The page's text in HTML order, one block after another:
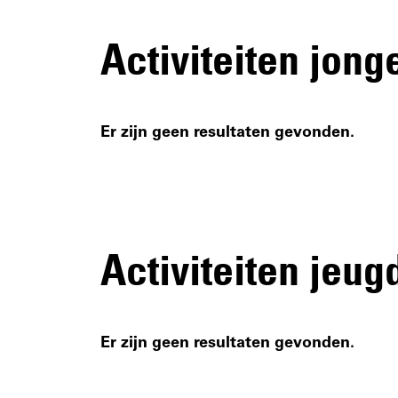
Activiteiten
Er zijn geen resultaten gevonden.
Activiteiten
Er zijn geen resultaten gevonden.